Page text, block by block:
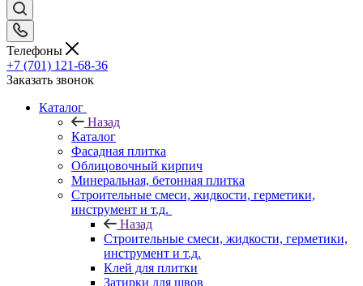
Телефоны
+7 (701) 121-68-36
Заказать звонок
Каталог
Назад
Каталог
Фасадная плитка
Облицовочный кирпич
Минеральная, бетонная плитка
Строительные смеси, жидкости, герметики,
инструмент и т.д.
Назад
Строительные смеси, жидкости, герметики,
инструмент и т.д.
Клей для плитки
Затирки для швов